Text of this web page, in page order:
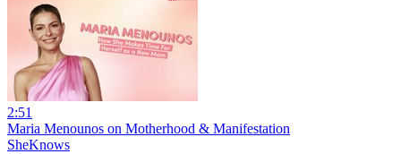
2:51
Maria Menounos on Motherhood & Manifestation
SheKnows